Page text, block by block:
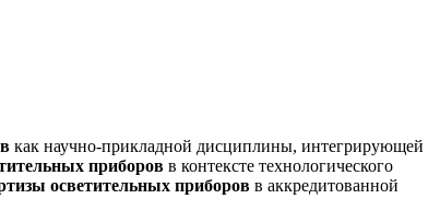
как научно-прикладной дисциплины, интегрирующей
приборов в контексте технологического
осветительных приборов в аккредитованной